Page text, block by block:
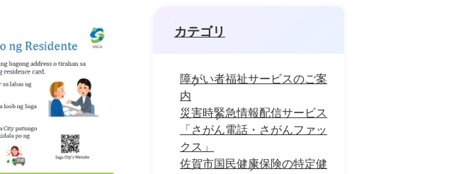
カテゴリ
障がい者福祉サービスのご案
内
災害時緊急情報配信サービス
「さがん電話・さがんファッ
クス」
佐賀市国民健康保険の特定健